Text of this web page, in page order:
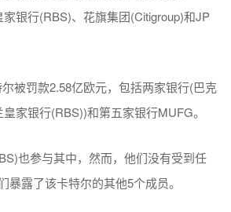
银行(RBS)、花旗集团(Citigroup)和JP
被罚款2.58亿欧元，包括两家银行(巴克
家银行(RBS))和第五家银行MUFG。
也参与其中，然而，他们没有受到任
暴露了该卡特尔的其他5个成员。